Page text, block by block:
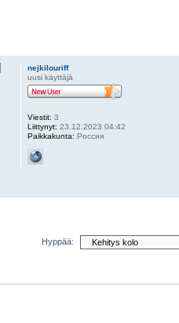
nejkilouriff
uusi käyttäjä
Viestit: 3
Liittynyt: 23.12.2023 04:42
Paikkakunta: Россия
Hyppää: